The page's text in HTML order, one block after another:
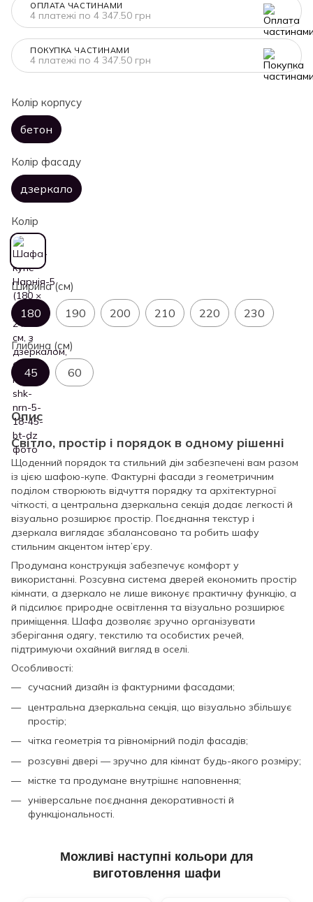
ОПЛАТА ЧАСТИНАМИ
4 платежі по 4 347.50 грн
ПОКУПКА ЧАСТИНАМИ
4 платежі по 4 347.50 грн
Колір корпусу
бетон
Колір фасаду
дзеркало
Колір
Ширина (см)
180 190 200 210 220 230
Глибина (см)
45 60
Опис
Світло, простір і порядок в одному рішенні
Щоденний порядок та стильний дім забезпечені вам разом
із цією шафою-купе. Фактурні фасади з геометричним
поділом створюють відчуття порядку та архітектурної
чіткості, а центральна дзеркальна секція додає легкості й
візуально розширює простір. Поєднання текстур і
дзеркала виглядає збалансовано та робить шафу
стильним акцентом інтер’єру.
Продумана конструкція забезпечує комфорт у
використанні. Розсувна система дверей економить простір
кімнати, а дзеркало не лише виконує практичну функцію, а
й підсилює природне освітлення та візуально розширює
приміщення. Шафа дозволяє зручно організувати
зберігання одягу, текстилю та особистих речей,
підтримуючи охайний вигляд в оселі.
Особливості:
сучасний дизайн із фактурними фасадами;
центральна дзеркальна секція, що візуально збільшує
простір;
чітка геометрія та рівномірний поділ фасадів;
розсувні двері — зручно для кімнат будь-якого розміру;
містке та продумане внутрішнє наповнення;
універсальне поєднання декоративності й
функціональності.
Можливі наступні кольори для
виготовлення шафи